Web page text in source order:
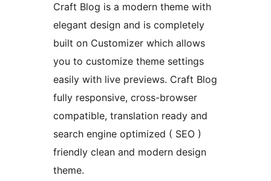
Craft Blog is a modern theme with
elegant design and is completely
built on Customizer which allows
you to customize theme settings
easily with live previews. Craft Blog
fully responsive, cross-browser
compatible, translation ready and
search engine optimized ( SEO )
friendly clean and modern design
theme.